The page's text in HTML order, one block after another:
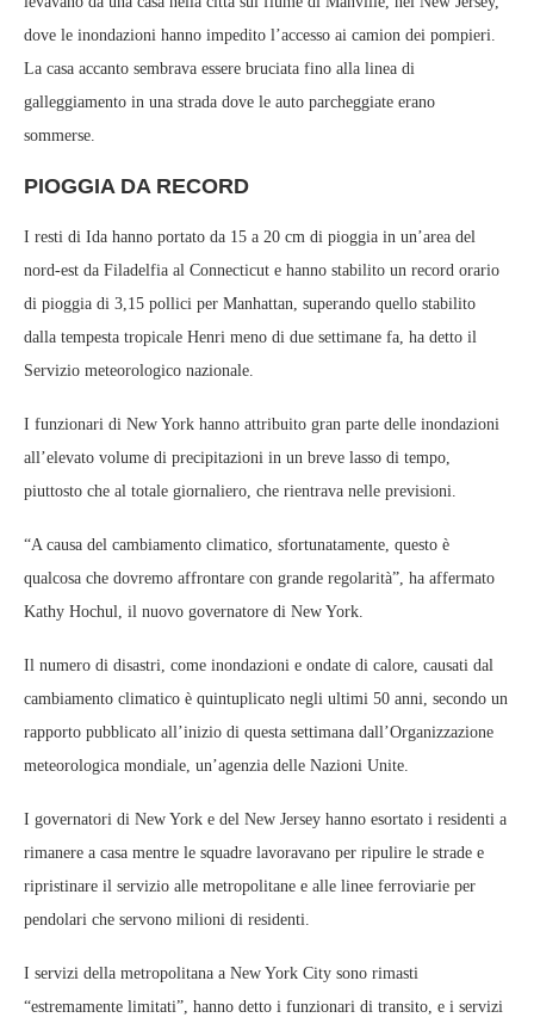
dove le inondazioni hanno impedito l’accesso ai camion dei pompieri.
La casa accanto sembrava essere bruciata fino alla linea di
galleggiamento in una strada dove le auto parcheggiate erano
sommerse.
PIOGGIA DA RECORD
I resti di Ida hanno portato da 15 a 20 cm di pioggia in un’area del
nord-est da Filadelfia al Connecticut e hanno stabilito un record orario
di pioggia di 3,15 pollici per Manhattan, superando quello stabilito
dalla tempesta tropicale Henri meno di due settimane fa, ha detto il
Servizio meteorologico nazionale.
I funzionari di New York hanno attribuito gran parte delle inondazioni
all’elevato volume di precipitazioni in un breve lasso di tempo,
piuttosto che al totale giornaliero, che rientrava nelle previsioni.
“A causa del cambiamento climatico, sfortunatamente, questo è
qualcosa che dovremo affrontare con grande regolarità”, ha affermato
Kathy Hochul, il nuovo governatore di New York.
Il numero di disastri, come inondazioni e ondate di calore, causati dal
cambiamento climatico è quintuplicato negli ultimi 50 anni, secondo un
rapporto pubblicato all’inizio di questa settimana dall’Organizzazione
meteorologica mondiale, un’agenzia delle Nazioni Unite.
I governatori di New York e del New Jersey hanno esortato i residenti a
rimanere a casa mentre le squadre lavoravano per ripulire le strade e
ripristinare il servizio alle metropolitane e alle linee ferroviarie per
pendolari che servono milioni di residenti.
I servizi della metropolitana a New York City sono rimasti
“estremamente limitati”, hanno detto i funzionari di transito, e i servizi